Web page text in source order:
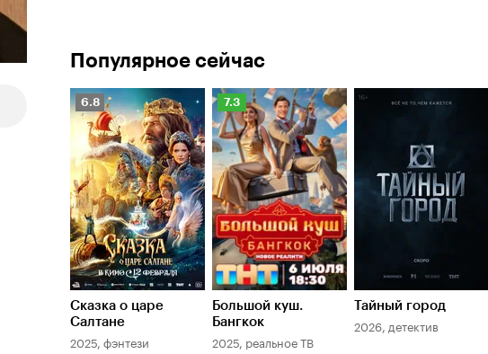
Популярное сейчас
Рейтинг
Кинопоиска
6.8
6.8
Сказка о царе
Салтане
2025, фэнтези
Рейтинг
Кинопоиска
7.3
7.3
Большой куш.
Бангкок
2025, реальное ТВ
Тайный город
2026, детектив